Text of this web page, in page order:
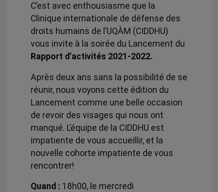
C’est avec enthousiasme que la
Clinique internationale de défense des
droits humains de l’UQÀM (CIDDHU)
vous invite à la soirée du Lancement du
Rapport d’activités 2021-2022.
Après deux ans sans la possibilité de se
réunir, nous voyons cette édition du
Lancement comme une belle occasion
de revoir des visages qui nous ont
manqué. L’équipe de la CIDDHU est
impatiente de vous accueillir, et la
nouvelle cohorte impatiente de vous
rencontrer!
Quand : 18h00, le mercredi